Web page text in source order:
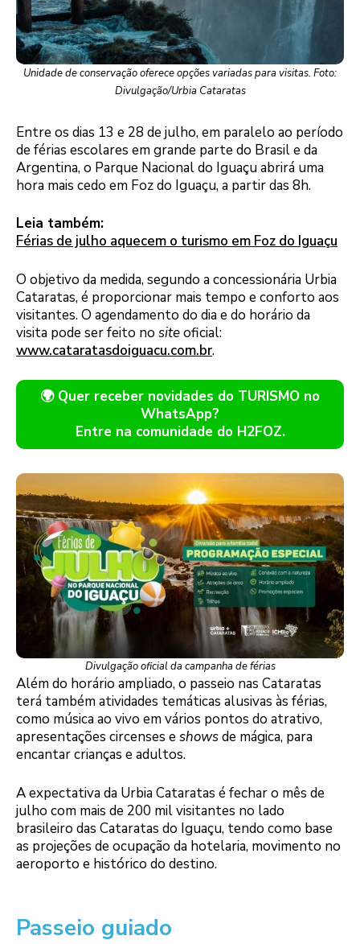
Unidade de conservação oferece opções variadas para visitas. Foto:
Divulgação/Urbia Cataratas
Entre os dias 13 e 28 de julho, em paralelo ao período
de férias escolares em grande parte do Brasil e da
Argentina, o Parque Nacional do Iguaçu abrirá uma
hora mais cedo em Foz do Iguaçu, a partir das 8h.
Leia também:
Férias de julho aquecem o turismo em Foz do Iguaçu
O objetivo da medida, segundo a concessionária Urbia
Cataratas, é proporcionar mais tempo e conforto aos
visitantes. O agendamento do dia e do horário da
visita pode ser feito no siteoficial:
www.cataratasdoiguacu.com.br.
🌍 Quer receber novidades do TURISMO no
WhatsApp?
Entre na comunidade do H2FOZ.
Divulgação oficial da campanha de férias
Além do horário ampliado, o passeio nas Cataratas
terá também atividades temáticas alusivas às férias,
como música ao vivo em vários pontos do atrativo,
apresentações circenses e showsde mágica, para
encantar crianças e adultos.
A expectativa da Urbia Cataratas é fechar o mês de
julho com mais de 200 mil visitantes no lado
brasileiro das Cataratas do Iguaçu, tendo como base
as projeções de ocupação da hotelaria, movimento no
aeroporto e histórico do destino.
Passeio guiado